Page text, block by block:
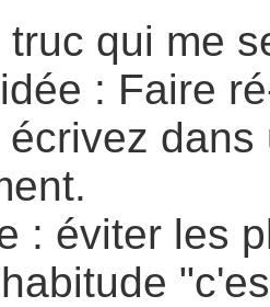
truc qui me
: Faire
: éviter les